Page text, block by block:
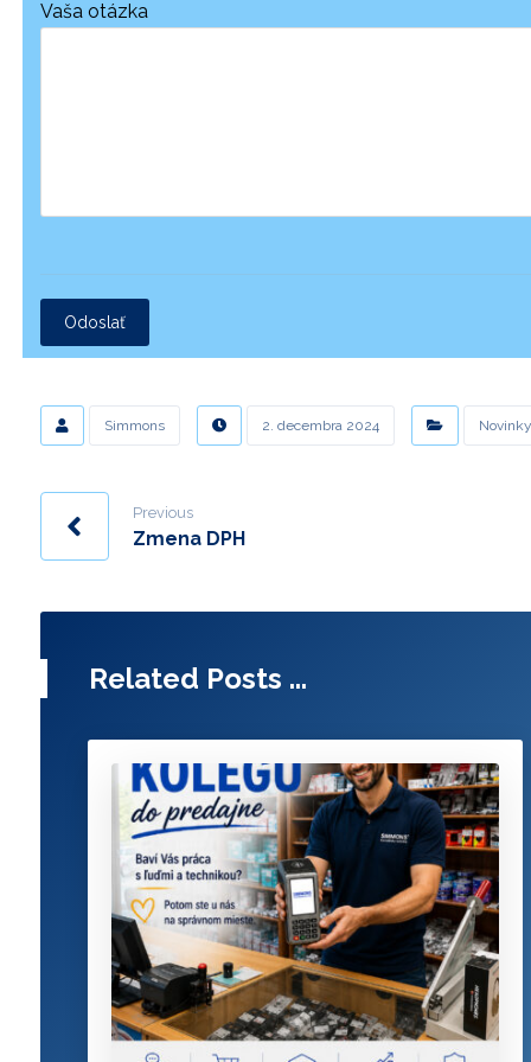
Vaša otázka
Odoslať
Simmons 2. decembra 2024 Novinky
Previous
Zmena DPH
Related Posts ...